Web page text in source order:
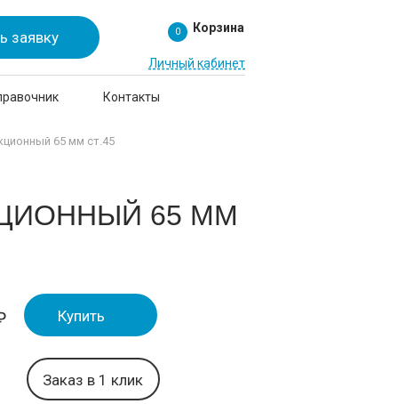
заявку
Корзина
0
Личный кабинет
Контакты
65 мм ст.45
65 ММ
Купить
Заказ в 1 клик